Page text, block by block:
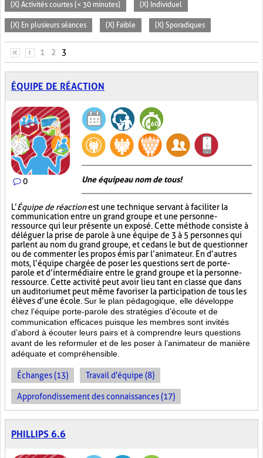
(X) Activités courtes (< 30 minutes) (X) Individuel
(X) En plusieurs séances (X) Faible (X) Sporadiques
PAGES
« ‹ 1 2 3
ÉQUIPE DE RÉACTION
0 Une équipe au nom de tous!
L’Équipe de réactionest une technique servant à faciliter la
communication entre un grand groupe et une personne-
ressource qui leur présente un exposé. Cette méthode consiste à
déléguer la prise de parole à une équipe de 3 à 5 personnes qui
parlent au nom du grand groupe, et ce dans le but de questionner
ou de commenter les propos émis par l’animateur. En d’autres
mots, l’équipe chargée de poser les questions sert de porte-
parole et d’intermédiaire entre le grand groupe et la personne-
ressource. Cette activité peut avoir lieu tant en classe que dans
un auditorium et peut même favoriser la participation de tous les
élèves d’une école. Sur le plan pédagogique, elle développe
chez l’équipe porte-parole des stratégies d’écoute et de
communication efficaces puisque les membres sont invités
d’abord à écouter leurs pairs et à comprendre leurs questions
avant de les reformuler et de les poser à l’animateur de manière
adéquate et compréhensible.
Échanges (13) Travail d'équipe (8)
Approfondissement des connaissances (17)
PHILLIPS 6.6